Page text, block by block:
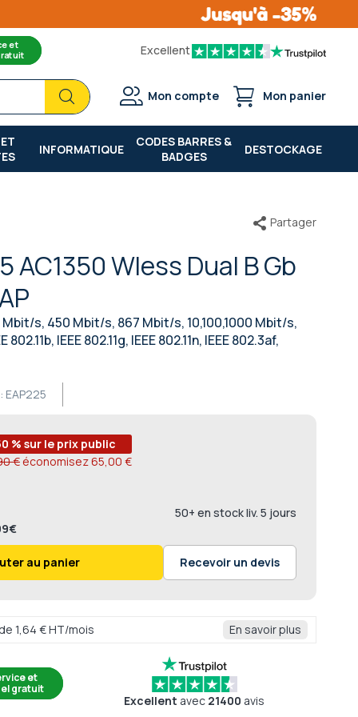
et Excellent
Chercher
Chercher
Mon compte Mon panier
INFORMATIQUE
CODES BARRES &
BADGES
DESTOCKAGE
AC1350 Wless Dual B Gb
Mbit/s, 450 Mbit/s, 867 Mbit/s, 10,100,1000 Mbit/s,
802.11b, IEEE 802.11g, IEEE 802.11n, IEEE 802.3af,
EAP225
Partager
% sur le prix public
€ économisez65,00 €
50+ en stock liv. 5 jours
au panier Recevoir un devis
1,64 € HT/mois En savoir plus
et
gratuit
Excellent avec 21400 avis